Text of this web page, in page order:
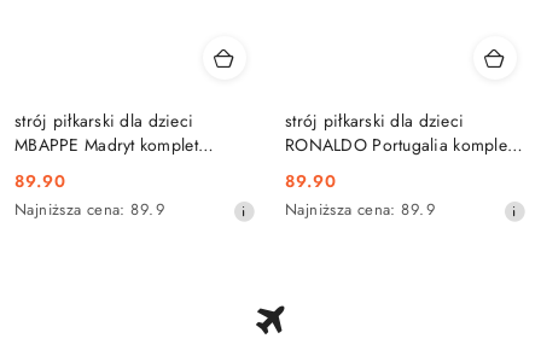
strój piłkarski dla dzieci
MBAPPE Madryt komplet
Cena
promocyjna:
89.90
Najniższa
Najniższa cena: 89.9
strój piłkarski dla dzieci
RONALDO Portugalia komplet
Cena
promocyjna:
89.90
Najniższa
przed
Najniższa cena: 89.9